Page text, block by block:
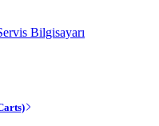
Bilgisayarı